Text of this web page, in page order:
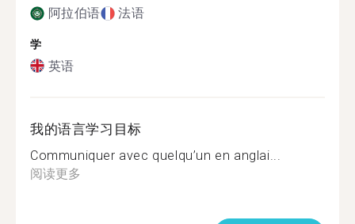
阿拉伯语 法语
学
英语
我的语言学习目标
Communiquer avec quelqu’un en anglai...
阅读更多